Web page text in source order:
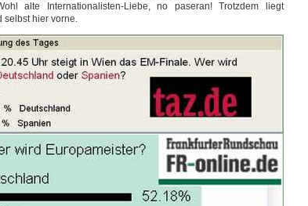
alte Internationalisten-Liebe, no paseran! Trotzdem liegt
selbst hier vorne.